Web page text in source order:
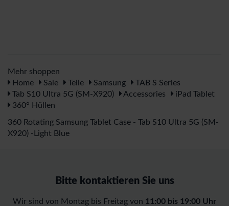
Mehr shoppen
Home
Sale Teile Samsung
TAB S Series
Tab S10 Ultra 5G (SM-X920)
Accessories
iPad Tablet
360° Hüllen
360 Rotating Samsung Tablet Case - Tab S10 Ultra 5G (SM-
X920) -Light Blue
Bitte kontaktieren Sie uns
Wir sind von Montag bis Freitag von 11:00 bis 19:00 Uhr